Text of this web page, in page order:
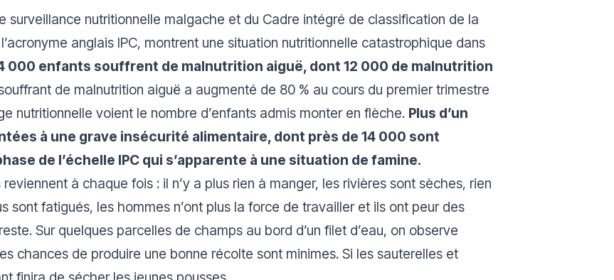
surveillance nutritionnelle malgache et du Cadre intégré de classification de la
anglais IPC, montrent une situation nutritionnelle catastrophique dans
000 enfants souffrent de malnutrition aiguë, dont 12 000 de malnutrition
de malnutrition aiguë a augmenté de 80 % au cours du premier trimestre
nutritionnelle voient le nombre d’enfants admis monter en flèche. Plus d’un
à une grave insécurité alimentaire, dont près de 14 000 sont
de l’échelle IPC qui s’apparente à une situation de famine.
à chaque fois : il n’y a plus rien à manger, les rivières sont sèches, rien
sont fatigués, les hommes n’ont plus la force de travailler et ils ont peur des
Sur quelques parcelles de champs au bord d’un filet d’eau, on observe
chances de produire une bonne récolte sont minimes. Si les sauterelles et